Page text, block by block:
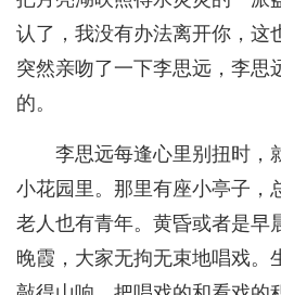
认了，我没有办法离开你，这
突然亲吻了一下李思远，李思
的。
李思远每逢心里别扭时，
小花园里。那里有座小亭子，
老人也有青年。黄昏或者是早
晚霞，大家无拘无束地唱戏。